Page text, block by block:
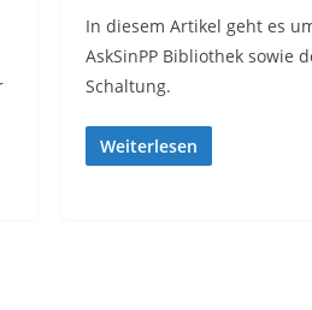
In diesem Artikel geht es
AskSinPP Bibliothek sowie
Schaltung.
Weiterlesen